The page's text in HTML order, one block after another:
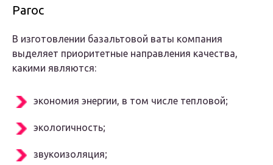
Paroc
В изготовлении базальтовой ваты компания
выделяет приоритетные направления качества,
какими являются:
экономия энергии, в том числе тепловой;
экологичность;
звукоизоляция;